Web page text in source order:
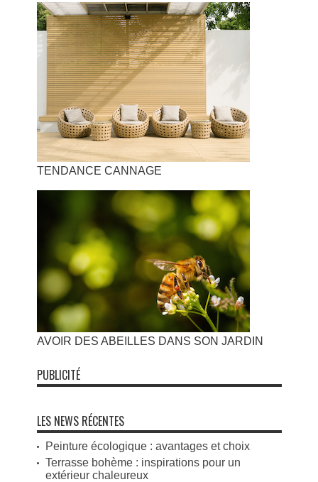
TENDANCE CANNAGE
AVOIR DES ABEILLES DANS SON JARDIN
PUBLICITÉ
LES NEWS RÉCENTES
Peinture écologique : avantages et choix
Terrasse bohème : inspirations pour un
extérieur chaleureux